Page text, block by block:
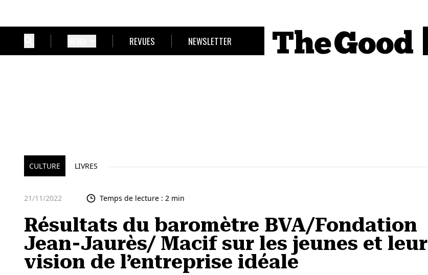
REVUES NEWSLETTER
CULTURE LIVRES
21/11/2022 Temps de lecture : 2 min
Résultats du baromètre BVA/Fondation
Jean-Jaurès/ Macif sur les jeunes et leur
vision de l’entreprise idéale